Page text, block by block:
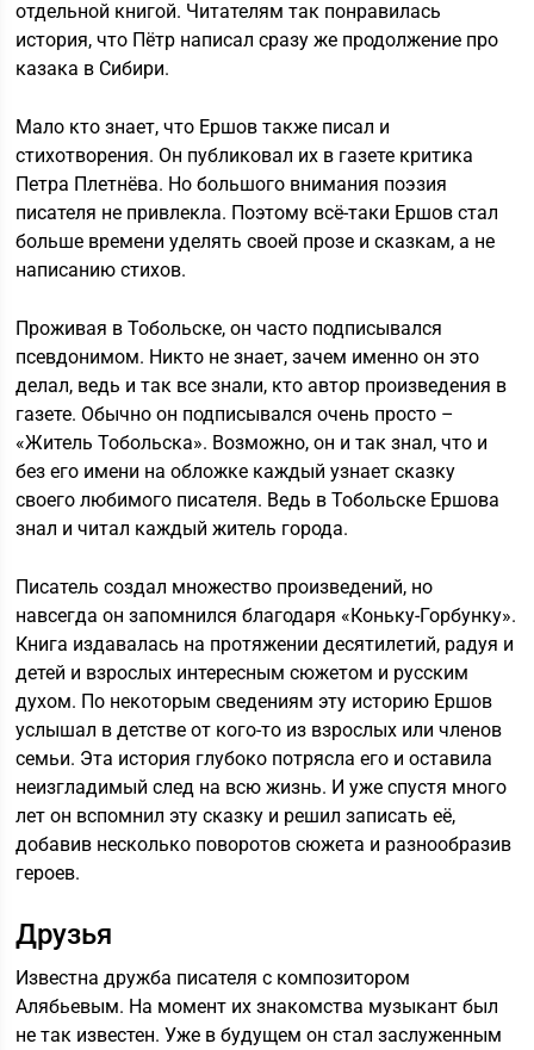
отдельной книгой. Читателям так понравилась
история, что Пётр написал сразу же продолжение про
казака в Сибири.
Мало кто знает, что Ершов также писал и
стихотворения. Он публиковал их в газете критика
Петра Плетнёва. Но большого внимания поэзия
писателя не привлекла. Поэтому всё-таки Ершов стал
больше времени уделять своей прозе и сказкам, а не
написанию стихов.
Проживая в Тобольске, он часто подписывался
псевдонимом. Никто не знает, зачем именно он это
делал, ведь и так все знали, кто автор произведения в
газете. Обычно он подписывался очень просто –
«Житель Тобольска». Возможно, он и так знал, что и
без его имени на обложке каждый узнает сказку
своего любимого писателя. Ведь в Тобольске Ершова
знал и читал каждый житель города.
Писатель создал множество произведений, но
навсегда он запомнился благодаря «Коньку-Горбунку».
Книга издавалась на протяжении десятилетий, радуя и
детей и взрослых интересным сюжетом и русским
духом. По некоторым сведениям эту историю Ершов
услышал в детстве от кого-то из взрослых или членов
семьи. Эта история глубоко потрясла его и оставила
неизгладимый след на всю жизнь. И уже спустя много
лет он вспомнил эту сказку и решил записать её,
добавив несколько поворотов сюжета и разнообразив
героев.
Друзья
Известна дружба писателя с композитором
Алябьевым. На момент их знакомства музыкант был
не так известен. Уже в будущем он стал заслуженным